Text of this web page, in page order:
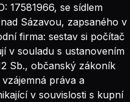
17581966, se sídlem
Sázavou, zapsaného v
firma: sestav si počítač
v souladu s ustanovením
Sb., občanský zákoník
práva a
v souvislosti s kupní